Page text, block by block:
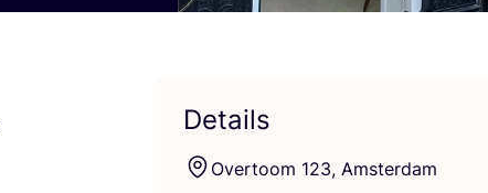
Details
Over­toom 123, Amsterdam